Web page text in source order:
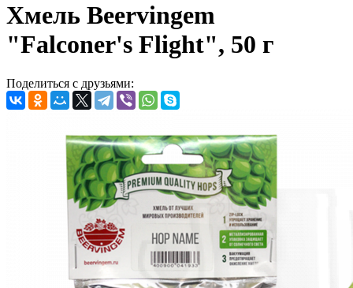
Хмель Beervingem
"Falconer's Flight", 50 г
Поделиться с друзьями: